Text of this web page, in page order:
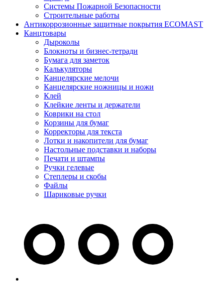
Системы Пожарной Безопасности
Строительные работы
Антикоррозионные защитные покрытия ECOMAST
Канцтовары
Дыроколы
Блокноты и бизнес-тетради
Бумага для заметок
Калькуляторы
Канцелярские мелочи
Канцелярские ножницы и ножи
Клей
Клейкие ленты и держатели
Коврики на стол
Корзины для бумаг
Корректоры для текста
Лотки и накопители для бумаг
Настольные подставки и наборы
Печати и штампы
Ручки гелевые
Степлеры и скобы
Файлы
Шариковые ручки